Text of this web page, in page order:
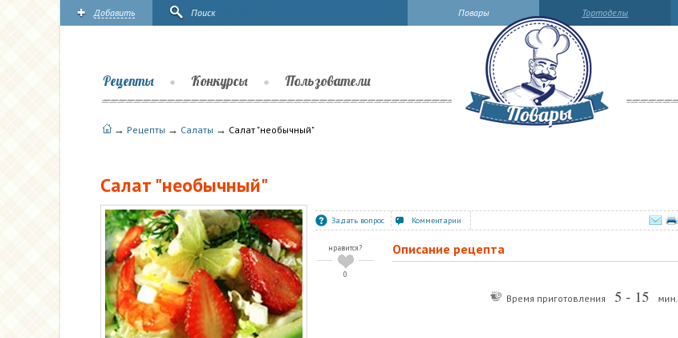
Тортоделы
Повары
Добавить Поиск
Рецепты Конкурсы Пользователи
→ Рецепты → Салаты → Салат "необычный"
Салат "необычный"
Задать вопрос Комментарии
нравится?
0
Описание рецепта
Время приготовления 5 - 15 мин.